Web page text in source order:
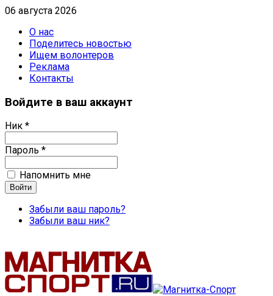
06 августа 2026
О нас
Поделитесь новостью
Ищем волонтеров
Реклама
Контакты
Войдите в ваш аккаунт
Ник *
Пароль *
Напомнить мне
Забыли ваш пароль?
Забыли ваш ник?